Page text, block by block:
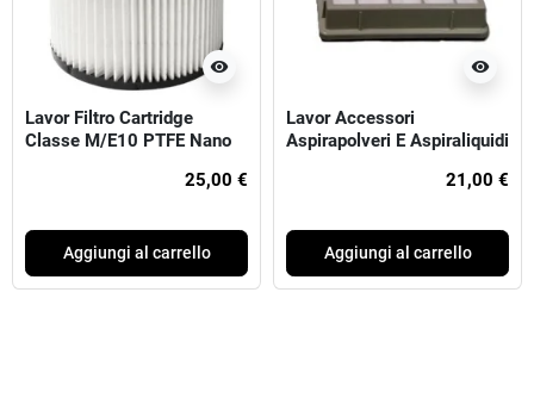
visibility
Lavor Filtro Cartridge
Classe M/E10 PTFE Nano
25,00 €
Aggiungi al carrello
visibility
Lavor Accessori
Aspirapolveri E Aspiraliquidi
21,00 €
Aggiungi al carrello